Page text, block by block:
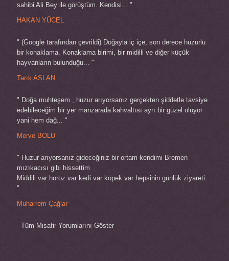
sahibi Ali Bey ile görüştüm. Kendisi... "
HAKAN YÜCEL
" (Google tarafından çevrildi) Doğayla iç içe, son derece huzurlu
bir konaklama. Konaklama birimi, bir midilli ve diğer küçük
hayvanların bulunduğu... "
Tarık ASLAN
" Doğa muhteşem , huzur arıyorsanız gerçekten şiddetle tavsiye
edebileceğim bir yer manzarada kahvaltısı ayrı bir güzel oluyor
yani hem dağ... "
Merve BOLU
" Huzur arıyorsanız gideceğiniz bir ortam kendimi Bremen
mızıkacısı gibi hissettim
Middili var horoz var kedi var köpek var hepsinin günlük ziyareti...
"
Muharrem Çağlar
- Tüm Misafir Yorumlarını Göster